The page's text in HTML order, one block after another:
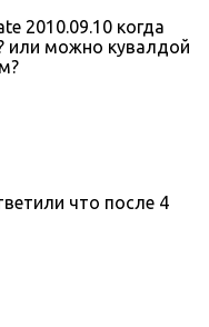
2010.09.10 когда
или можно кувалдой
что после 4